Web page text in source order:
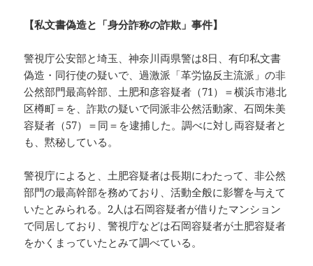
【私文書偽造と「身分詐称の詐欺」事件】
警視庁公安部と埼玉、神奈川両県警は8日、有印私文書
偽造・同行使の疑いで、過激派「革労協反主流派」の非
公然部門最高幹部、土肥和彦容疑者（71）＝横浜市港北
区樽町＝を、詐欺の疑いで同派非公然活動家、石岡朱美
容疑者（57）＝同＝を逮捕した。調べに対し両容疑者と
も、黙秘している。
警視庁によると、土肥容疑者は長期にわたって、非公然
部門の最高幹部を務めており、活動全般に影響を与えて
いたとみられる。2人は石岡容疑者が借りたマンション
で同居しており、警視庁などは石岡容疑者が土肥容疑者
をかくまっていたとみて調べている。